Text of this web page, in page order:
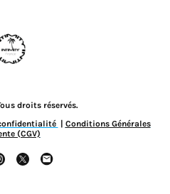
droits réservés.
| Conditions Générales
(CGV)